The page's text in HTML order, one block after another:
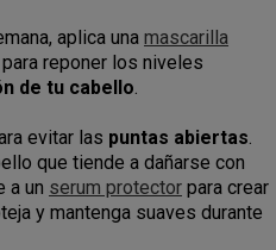
aplica una mascarilla
reponer los niveles
de tu cabello
evitar las puntas abiertas
que tiende a dañarse con
a un serum protector para crear
y mantenga suaves durante